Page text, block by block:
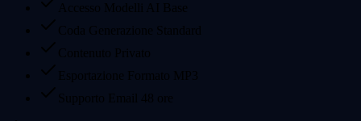
Accesso Modelli AI Base
Coda Generazione Standard
Contenuto Privato
Esportazione Formato MP3
Supporto Email 48 ore